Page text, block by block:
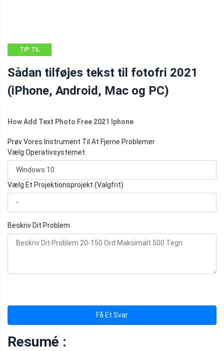
TIP TIL
Sådan tilføjes tekst til fotofri 2021
(iPhone, Android, Mac og PC)
How Add Text Photo Free 2021 Iphone
Prøv Vores Instrument Til At Fjerne Problemer
Vælg Operativsystemet
Vælg Et Projektionsprojekt (Valgfrit)
Beskriv Dit Problem
Få Et Svar
Resumé :